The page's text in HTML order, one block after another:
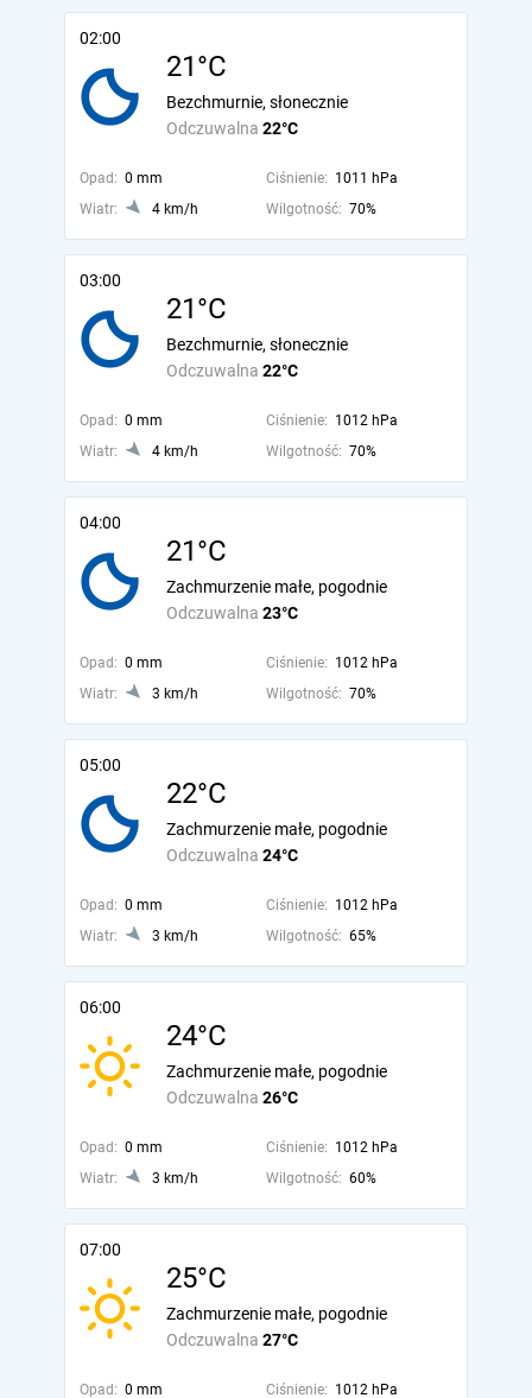
02:00
21°C
Odczuwalna 22°C
Bezchmurnie, słonecznie
Opad: 0 mm Ciśnienie: 1011 hPa
Wiatr:
4 km/h Wilgotność: 70%
03:00
21°C
Odczuwalna 22°C
Bezchmurnie, słonecznie
Opad: 0 mm Ciśnienie: 1012 hPa
Wiatr:
4 km/h Wilgotność: 70%
04:00
21°C
Odczuwalna 23°C
Zachmurzenie małe, pogodnie
Opad: 0 mm Ciśnienie: 1012 hPa
Wiatr:
3 km/h Wilgotność: 70%
05:00
22°C
Odczuwalna 24°C
Zachmurzenie małe, pogodnie
Opad: 0 mm Ciśnienie: 1012 hPa
Wiatr:
3 km/h Wilgotność: 65%
06:00
24°C
Odczuwalna 26°C
Zachmurzenie małe, pogodnie
Opad: 0 mm Ciśnienie: 1012 hPa
Wiatr:
3 km/h Wilgotność: 60%
07:00
25°C
Odczuwalna 27°C
Zachmurzenie małe, pogodnie
Opad: 0 mm Ciśnienie: 1012 hPa